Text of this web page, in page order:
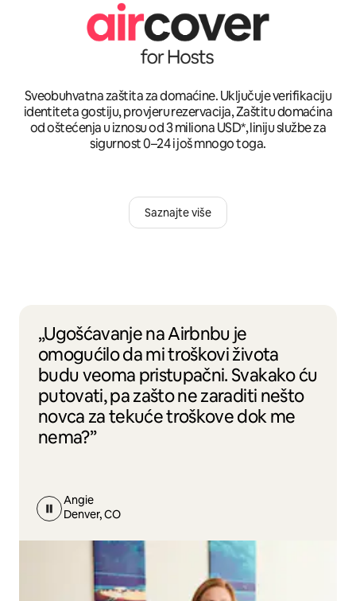
Sveobuhvatna zaštita za domaćine. Uključuje verifikaciju
identiteta gostiju, provjeru rezervacija, Zaštitu domaćina
od oštećenja u iznosu od 3 miliona USD*, liniju službe za
sigurnost 0–24 i još mnogo toga.
Saznajte više
„Ugošćavanje na Airbnbu je
omogućilo da mi troškovi života
budu veoma pristupačni. Svakako ću
putovati, pa zašto ne zaraditi nešto
novca za tekuće troškove dok me
nema?”
Angie
Denver, CO